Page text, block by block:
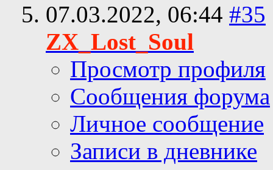
07.03.2022, 06:44 #35
ZX_Lost_Soul
Просмотр профиля
Сообщения форума
Личное сообщение
Записи в дневнике